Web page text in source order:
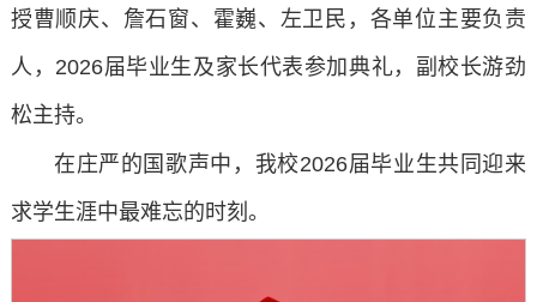
授曹顺庆、詹石窗、霍巍、左卫民，各单位主要负责
人，2026届毕业生及家长代表参加典礼，副校长游劲
松主持。
在庄严的国歌声中，我校2026届毕业生共同迎来
求学生涯中最难忘的时刻。